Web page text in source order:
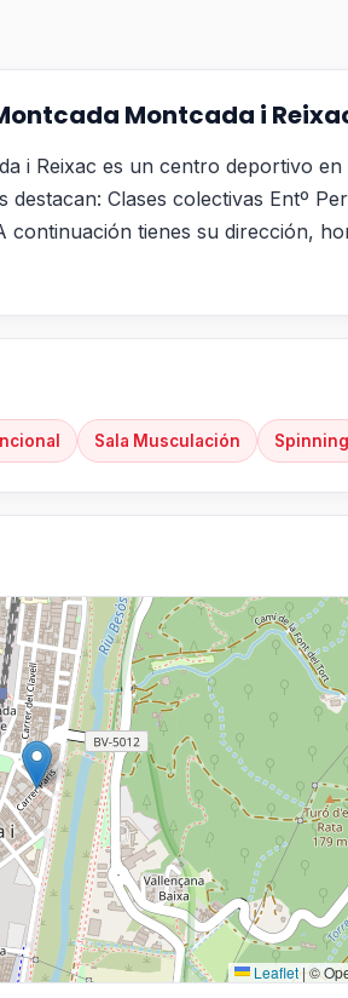
Montcada i
i Reixac es un centro deportivo en
destacan: Clases colectivas Entº
continuación tienes su dirección,
Sala Musculación Spinning
Leaflet|©